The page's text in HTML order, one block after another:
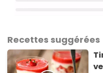
Recettes suggérées